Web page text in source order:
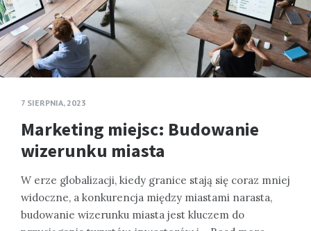
7 SIERPNIA, 2023
Marketing miejsc: Budowanie
wizerunku miasta
W erze globalizacji, kiedy granice stają się coraz mniej
widoczne, a konkurencja między miastami narasta,
budowanie wizerunku miasta jest kluczem do